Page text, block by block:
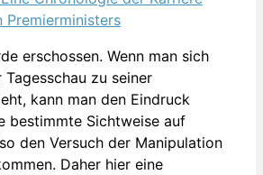
erschossen. Wenn man sich
zu seiner
kann man den Eindruck
bestimmte Sichtweise auf
den Versuch der Manipulation
Daher hier eine